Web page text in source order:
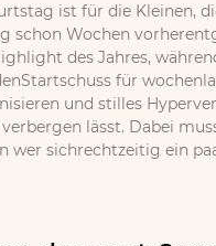
ist für die Kleinen,
schon Wochen
des Jahres,
für
und stilles
lässt. Dabei
wer sichrechtzeitig ein